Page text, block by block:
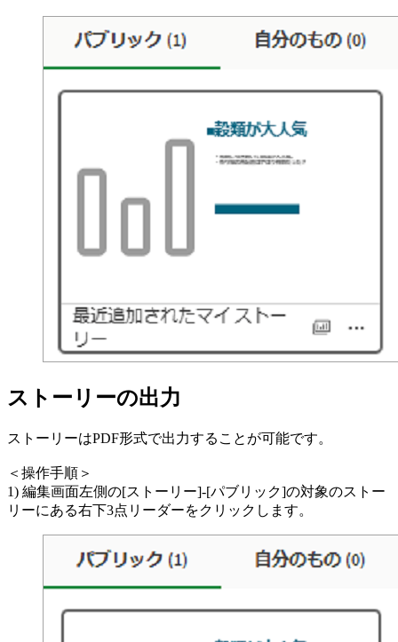
ストーリーの出力
ストーリーはPDF形式で出力することが可能です。
＜操作手順＞
1) 編集画面左側の[ストーリー]-[パブリック]の対象のストー
リーにある右下3点リーダーをクリックします。